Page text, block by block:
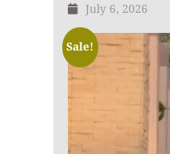
July 6, 2026
Sale!